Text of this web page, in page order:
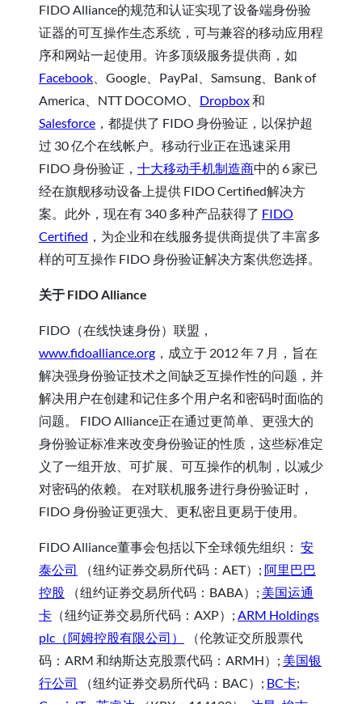
FIDO Alliance的规范和认证实现了设备端身份验
证器的可互操作生态系统，可与兼容的移动应用程
序和网站一起使用。许多顶级服务提供商，如
Facebook 、Google、PayPal、Samsung、Bank of
America、NTT DOCOMO、 Dropbox和
Salesforce ，都提供了 FIDO 身份验证，以保护超
过 30 亿个在线帐户。移动行业正在迅速采用
FIDO 身份验证， 十大移动手机制造商中的 6 家已
经在旗舰移动设备上提供 FIDO Certified解决方
案。此外，现在有 340 多种产品获得了 FIDO
Certified ，为企业和在线服务提供商提供了丰富多
样的可互操作 FIDO 身份验证解决方案供您选择。
关于 FIDO Alliance
FIDO（在线快速身份）联盟，
www.fidoalliance.org ，成立于 2012 年 7 月，旨在
解决强身份验证技术之间缺乏互操作性的问题，并
解决用户在创建和记住多个用户名和密码时面临的
问题。 FIDO Alliance正在通过更简单、更强大的
身份验证标准来改变身份验证的性质，这些标准定
义了一组开放、可扩展、可互操作的机制，以减少
对密码的依赖。 在对联机服务进行身份验证时，
FIDO 身份验证更强大、更私密且更易于使用。
FIDO Alliance董事会包括以下全球领先组织： 安
泰公司
（纽约证券交易所代码：AET）; 阿里巴巴
控股 （纽约证券交易所代码：BABA）; 美国运通
卡 （纽约证券交易所代码：AXP）; ARM Holdings
plc（阿姆控股有限公司）
（伦敦证交所股票代
码：ARM 和纳斯达克股票代码：ARMH）; 美国银
行公司
（纽约证券交易所代码：BAC）; BC卡;